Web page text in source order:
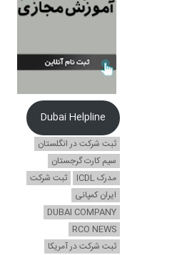
Dubai Helpline
ثبت شرکت در انگلستان
سیم کارت گرجستان
مدرک ICDL
ثبت شرکت
ایران کمپانی
DUBAI COMPANY
RCO NEWS
ثبت شرکت در آمریکا